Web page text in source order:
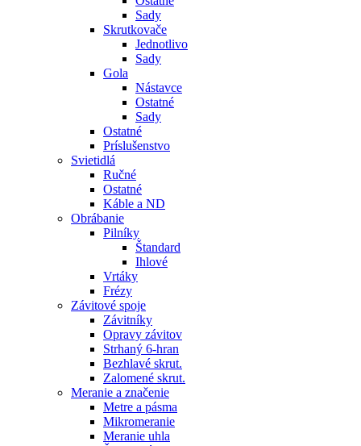
Sady
Skrutkovače
Jednotlivo
Sady
Gola
Nástavce
Ostatné
Sady
Ostatné
Príslušenstvo
Svietidlá
Ručné
Ostatné
Káble a ND
Obrábanie
Pilníky
Štandard
Ihlové
Vrtáky
Frézy
Závitové spoje
Závitníky
Opravy závitov
Strhaný 6-hran
Bezhlavé skrut.
Zalomené skrut.
Meranie a značenie
Metre a pásma
Mikromeranie
Meranie uhla